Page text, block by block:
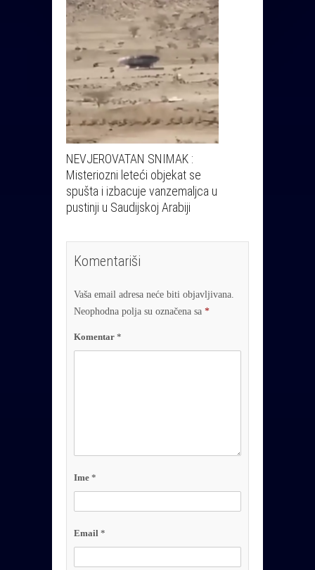
NEVJEROVATAN SNIMAK :
Misteriozni leteći objekat se
spušta i izbacuje vanzemaljca u
pustinji u Saudijskoj Arabiji
Komentariši
Vaša email adresa neće biti objavljivana.
Neophodna polja su označena sa *
Komentar *
Ime *
Email *